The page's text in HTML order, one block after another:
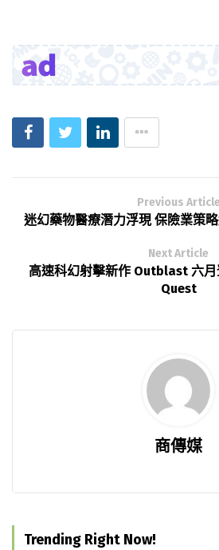
Previous Article
迷幻藥物醫療潛力浮現 保險業策
Next Article
高速科幻射擊新作 Outblast 六月
Quest
商傳媒
Trending Right Now!